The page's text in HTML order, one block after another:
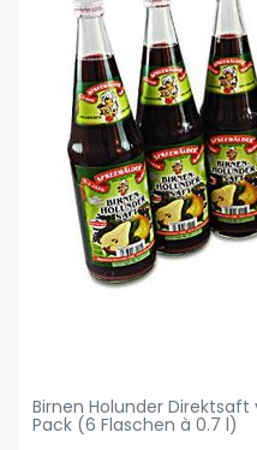
Birnen Holunder
Pack (6 Flaschen à 0.7 l)